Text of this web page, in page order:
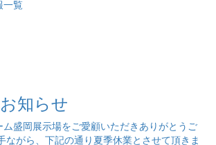
一覧
知らせ
ム盛岡展示場をご愛顧いただきありがとうご
ながら、下記の通り夏季休業とさせて頂きま